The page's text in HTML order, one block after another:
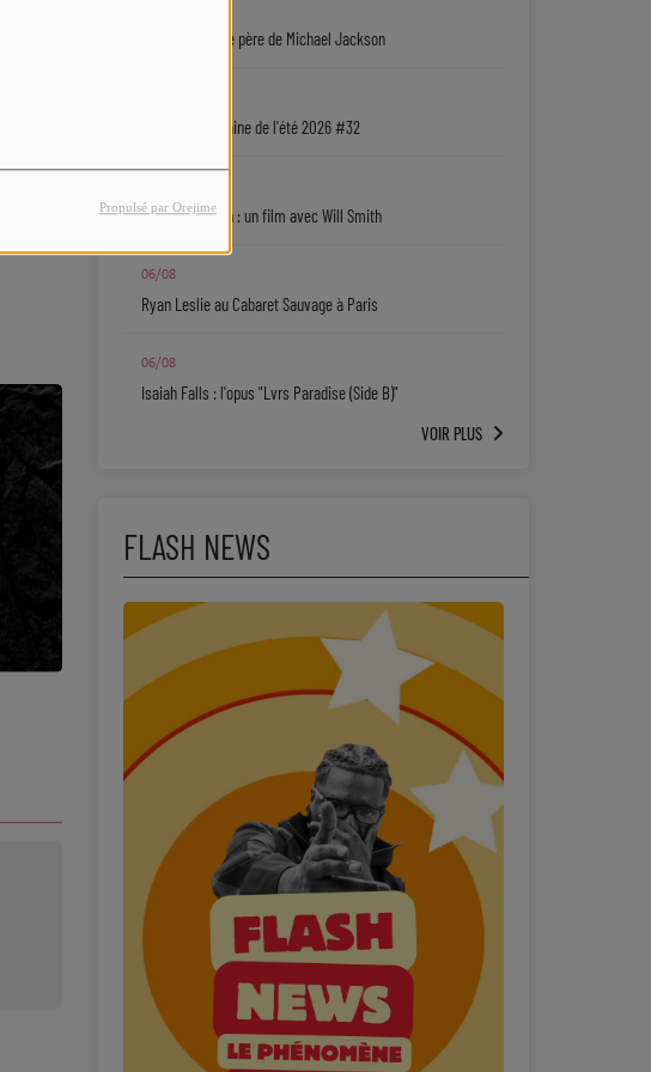
Propulsé par Orejime
Une série sur le père de Michael Jackson
La playlist urbaine de l'été 2026 #32
Jaafar Jackson : un film avec Will Smith
06/08
Ryan Leslie au Cabaret Sauvage à Paris
06/08
Isaiah Falls : l'opus "Lvrs Paradise (Side B)"
VOIR PLUS
FLASH NEWS